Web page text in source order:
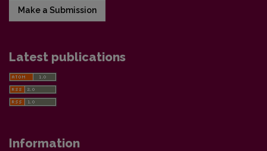
Make a Submission
Latest publications
Information